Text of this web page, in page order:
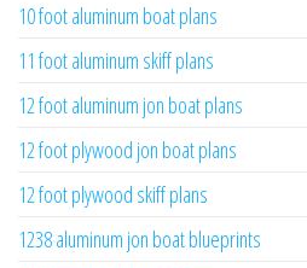
10 foot aluminum boat plans
11 foot aluminum skiff plans
12 foot aluminum jon boat plans
12 foot plywood jon boat plans
12 foot plywood skiff plans
1238 aluminum jon boat blueprints